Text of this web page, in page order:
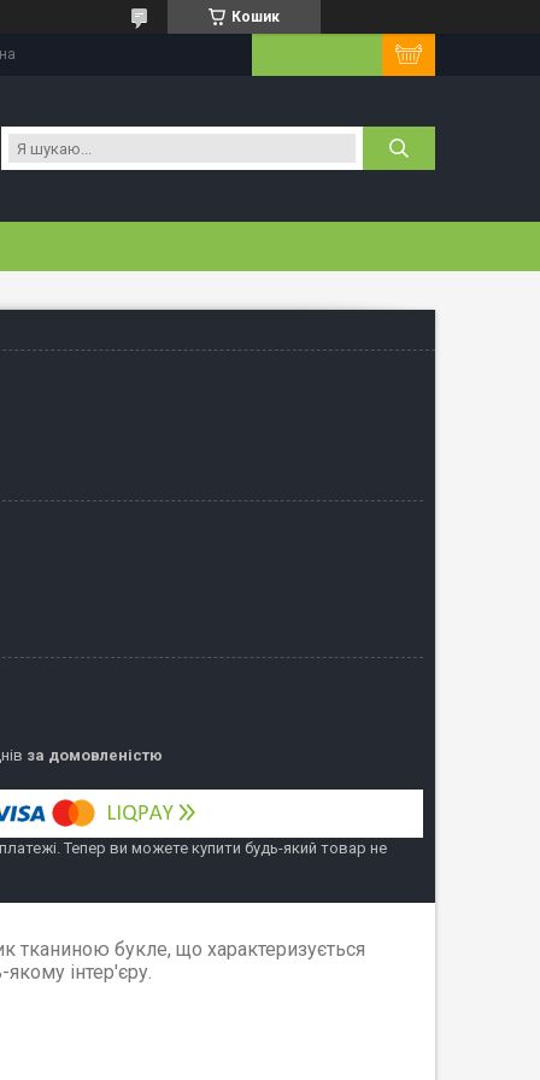
Кошик
за домовленістю
Тепер ви можете купити будь-який товар не
тканиною букле, що характеризується
інтер'єру.